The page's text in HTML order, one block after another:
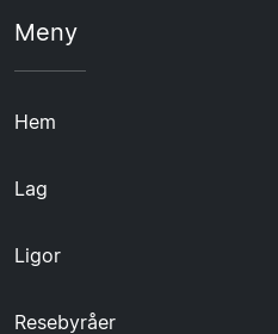
Meny
Hem
Lag
Ligor
Resebyråer